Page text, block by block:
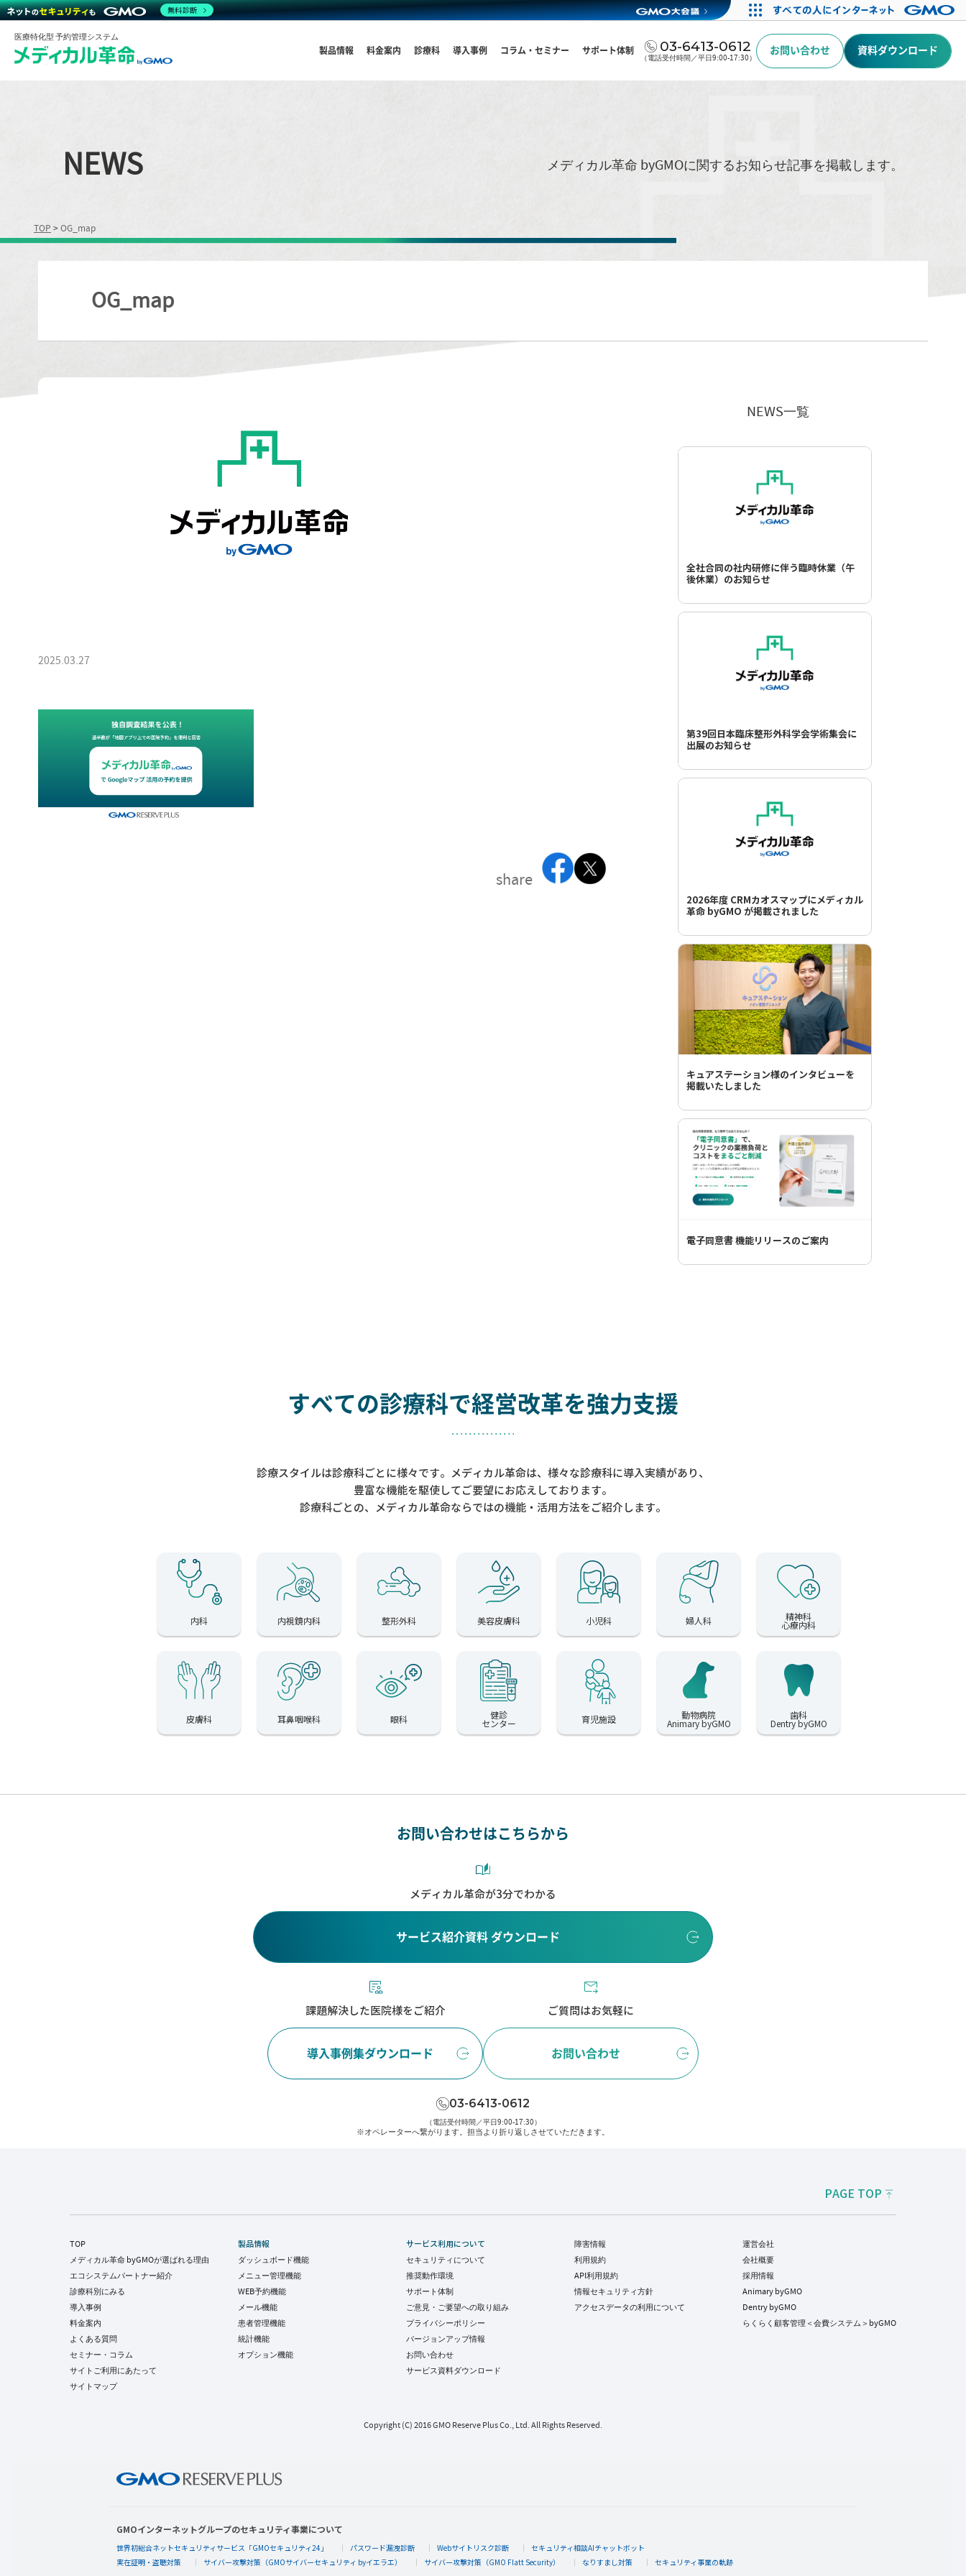
医療特化型 予約管理システム
製品情報 料金案内 診療科 導入事例 コラム・セミナー サポート体制 03-6413-0612
（電話受付時間／平日9:00-17:30）
お問い合わせ 資料ダウンロード
NEWS メディカル革命 byGMOに関するお知らせ記事を掲載します。
TOP > OG_map
OG_map
2025.03.27
share
NEWS一覧
全社合同の社内研修に伴う臨時休業（午
後休業）のお知らせ
第39回日本臨床整形外科学会学術集会に
出展のお知らせ
2026年度 CRMカオスマップにメディカル
革命 byGMO が掲載されました
キュアステーション様のインタビューを
掲載いたしました
電子同意書 機能リリースのご案内
すべての診療科で経営改革を強力支援
診療スタイルは診療科ごとに様々です。メディカル革命は、様々な診療科に導入実績があり、
豊富な機能を駆使してご要望にお応えしております。
診療科ごとの、メディカル革命ならではの機能・活用方法をご紹介します。
内科 内視鏡内科 整形外科 美容皮膚科 小児科 婦人科 精神科
心療内科
皮膚科 耳鼻咽喉科 眼科 健診
センター 育児施設 動物病院
Animary byGMO
歯科
Dentry byGMO
お問い合わせはこちらから
メディカル革命が3分でわかる
サービス紹介資料 ダウンロード
課題解決した医院様をご紹介
導入事例集ダウンロード
ご質問はお気軽に
お問い合わせ
03-6413-0612
（電話受付時間／平日9:00-17:30）
※オペレーターへ繋がります。 担当より折り返しさせていただきます。
PAGE TOP
TOP
メディカル革命 byGMOが選ばれる理由
エコシステムパートナー紹介
診療科別にみる
導入事例
料金案内
よくある質問
セミナー・コラム
サイトご利用にあたって
サイトマップ
製品情報
ダッシュボード機能
メニュー管理機能
WEB予約機能
メール機能
患者管理機能
統計機能
オプション機能
サービス利用について
セキュリティについて
推奨動作環境
サポート体制
ご意見・ご要望への取り組み
プライバシーポリシー
バージョンアップ情報
お問い合わせ
サービス資料ダウンロード
障害情報
利用規約
API利用規約
情報セキュリティ方針
アクセスデータの利用について
運営会社
会社概要
採用情報
Animary byGMO
Dentry byGMO
らくらく顧客管理＜会費システム＞byGMO
Copyright (C) 2016 GMO Reserve Plus Co., Ltd. All Rights Reserved.
GMOインターネットグループのセキュリティ事業について
世界初総合ネットセキュリティサービス「GMOセキュリティ24」 パスワード漏洩診断 Webサイトリスク診断
セキュリティ相談AIチャットボット
実在証明・盗聴対策
サイバー攻撃対策（GMOサイバーセキュリティ byイエラエ） サイバー攻撃対策（GMO Flatt Security） なりすまし対策 セキュリティ事業の軌跡
無料診断